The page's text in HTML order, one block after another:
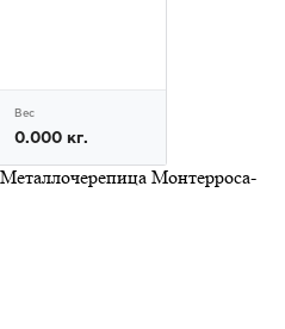
Монтерроса-